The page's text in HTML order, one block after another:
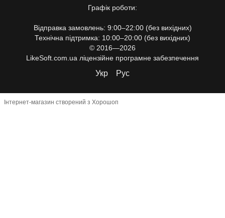
Графік роботи:
Відправка замовлень: 9:00–22:00 (без вихідних)
Технічна підтримка: 10:00–20:00 (без вихідних)
© 2016—2026
LikeSoft.com.ua ліцензійне програмне забезпечення
Укр Рус
Інтернет-магазин створений з Хорошоп